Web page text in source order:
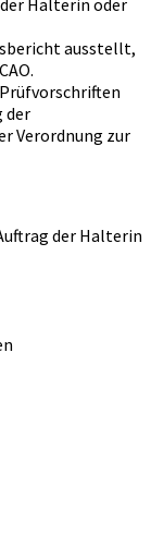
ausstellt,
der
Verordnung zur
der Halterin